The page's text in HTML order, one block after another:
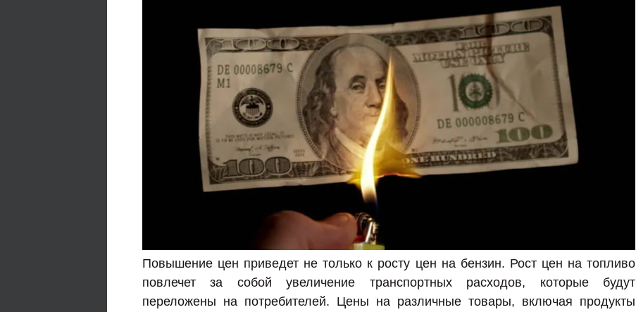
Повышение цен приведет не только к росту цен на бензин. Рост цен на топливо
повлечет за собой увеличение транспортных расходов, которые будут
переложены на потребителей. Цены на различные товары, включая продукты